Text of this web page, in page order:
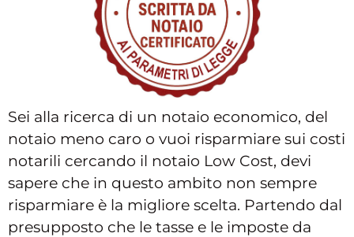
Sei alla ricerca di un notaio economico, del
notaio meno caro o vuoi risparmiare sui costi
notarili cercando il notaio Low Cost, devi
sapere che in questo ambito non sempre
risparmiare è la migliore scelta. Partendo dal
presupposto che le tasse e le imposte da